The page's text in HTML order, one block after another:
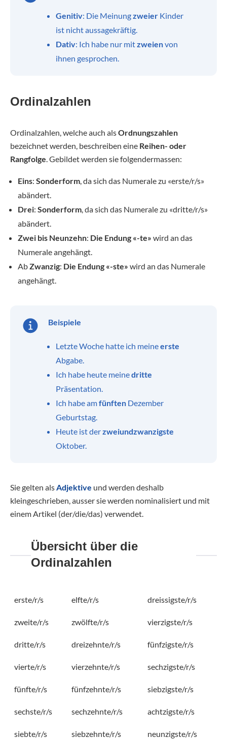
Genitiv: Die Meinungzweier Kinder
ist nicht aussagekräftig.
Dativ: Ich habe nur mitzweienvon
ihnen gesprochen.
Ordinalzahlen
Ordinalzahlen, welche auch alsOrdnungszahlen
bezeichnet werden, beschreiben eine Reihen- oder
Rangfolge. Gebildet werden sie folgendermassen:
Eins: Sonderform, da sich das Numerale zu «erste/r/s»
abändert.
Drei: Sonderform, da sich das Numerale zu «dritte/r/s»
abändert.
Zwei bis Neunzehn: Die Endung «-te» wird an das
Numerale angehängt.
AbZwanzig: Die Endung «-ste» wird an das Numerale
angehängt.
Beispiele
Letzte Woche hatte ich meineerste
Abgabe.
Ich habe heute meinedritte
Präsentation.
Ich habe amfünften Dezember
Geburtstag.
Heute ist derzweiundzwanzigste
Oktober.
Sie gelten alsAdjektive und werden deshalb
kleingeschrieben, ausser sie werden nominalisiert und mit
einem Artikel (der/die/das) verwendet.
Übersicht über die
Ordinalzahlen
erste/r/s elfte/r/s dreissigste/r/s
zweite/r/s zwölfte/r/s vierzigste/r/s
dritte/r/s dreizehnte/r/s fünfzigste/r/s
vierte/r/s vierzehnte/r/s sechzigste/r/s
fünfte/r/s fünfzehnte/r/s siebzigste/r/s
sechste/r/s sechzehnte/r/s achtzigste/r/s
siebte/r/s siebzehnte/r/s neunzigste/r/s